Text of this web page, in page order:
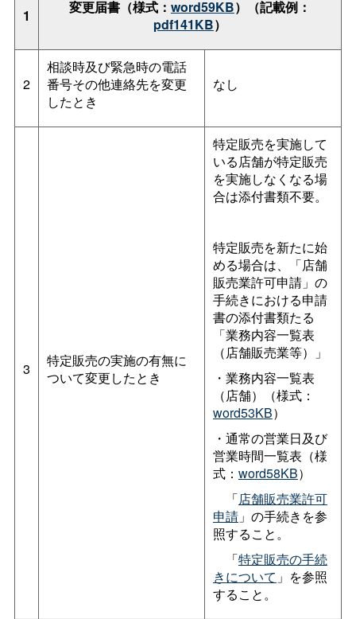
1 変更届書（様式： word59KB）（記載例：
pdf141KB）
2
相談時及び緊急時の電話
番号その他連絡先を変更
したとき
なし
3
特定販売の実施の有無に
ついて変更したとき
特定販売を実施して
いる店舗が特定販売
を実施しなくなる場
合は添付書類不要。
特定販売を新たに始
める場合は、「店舗
販売業許可申請」の
手続きにおける申請
書の添付書類たる
「業務内容一覧表
（店舗販売業等）」
・業務内容一覧表
（店舗）（様式：
word53KB）
・通常の営業日及び
営業時間一覧表（様
式： word58KB）
「店舗販売業許可
申請」の手続きを参
照すること。
「特定販売の手続
きについて 」を参照
すること。